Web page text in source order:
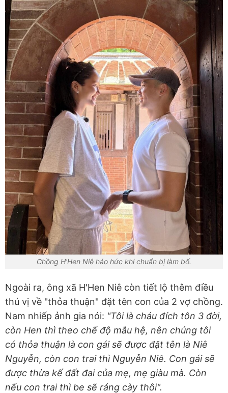
Chồng H'Hen Niê háo hức khi chuẩn bị làm bố.
Ngoài ra, ông xã H'Hen Niê còn tiết lộ thêm điều
thú vị về "thỏa thuận" đặt tên con của 2 vợ chồng.
Nam nhiếp ảnh gia nói: "Tôi là cháu đích tôn 3 đời,
còn Hen thì theo chế độ mẫu hệ, nên chúng tôi
có thỏa thuận là con gái sẽ được đặt tên là Niê
Nguyễn, còn con trai thì Nguyễn Niê. Con gái sẽ
được thừa kế đất đai của mẹ, mẹ giàu mà. Còn
nếu con trai thì be sẽ ráng cày thôi".